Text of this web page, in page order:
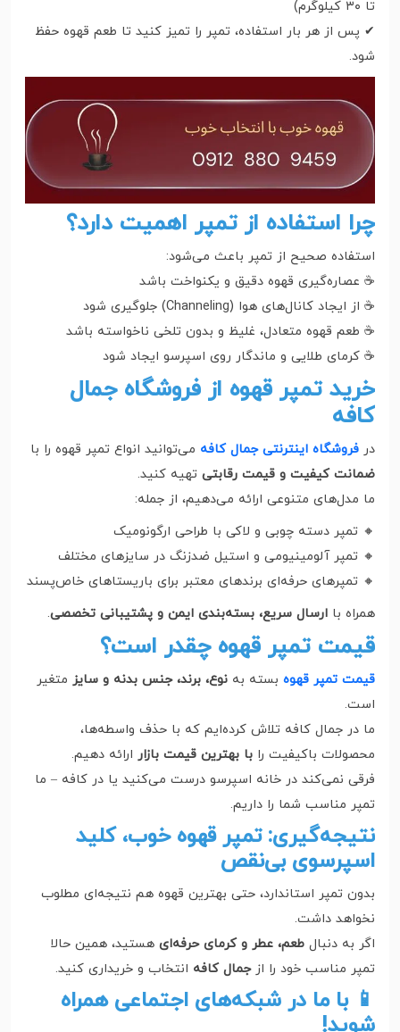
تا ۳۰ کیلوگرم)
✔ پس از هر بار استفاده، تمپر را تمیز کنید تا طعم قهوه حفظ
شود.
چرا استفاده از تمپر اهمیت دارد؟
استفاده صحیح از تمپر باعث می‌شود:
☕ عصاره‌گیری قهوه دقیق و یکنواخت باشد
☕ از ایجاد کانال‌های هوا (Channeling) جلوگیری شود
☕ طعم قهوه متعادل، غلیظ و بدون تلخی ناخواسته باشد
☕ کرمای طلایی و ماندگار روی اسپرسو ایجاد شود
خرید تمپر قهوه از فروشگاه جمال
کافه
در فروشگاه اینترنتی جمال کافه می‌توانید انواع تمپر قهوه را با
ضمانت کیفیت و قیمت رقابتی تهیه کنید.
ما مدل‌های متنوعی ارائه می‌دهیم، از جمله:
🔸 تمپر دسته چوبی و لاکی با طراحی ارگونومیک
🔸 تمپر آلومینیومی و استیل ضدزنگ در سایزهای مختلف
🔸 تمپرهای حرفه‌ای برندهای معتبر برای باریستاهای خاص‌پسند
همراه با ارسال سریع، بسته‌بندی ایمن و پشتیبانی تخصصی.
قیمت تمپر قهوه چقدر است؟
قیمت تمپر قهوه بسته به نوع، برند، جنس بدنه و سایز متغیر
است.
ما در جمال کافه تلاش کرده‌ایم که با حذف واسطه‌ها،
محصولات باکیفیت را با بهترین قیمت بازار ارائه دهیم.
فرقی نمی‌کند در خانه اسپرسو درست می‌کنید یا در کافه – ما
تمپر مناسب شما را داریم.
نتیجه‌گیری: تمپر قهوه خوب، کلید
اسپرسوی بی‌نقص
بدون تمپر استاندارد، حتی بهترین قهوه هم نتیجه‌ای مطلوب
نخواهد داشت.
اگر به دنبال طعم، عطر و کرمای حرفه‌ای هستید، همین حالا
تمپر مناسب خود را ازجمال کافه انتخاب و خریداری کنید.
📱 با ما در شبکه‌های اجتماعی همراه